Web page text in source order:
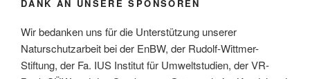
DANK AN UNSERE SPONSOREN
Wir bedanken uns für die Unterstützung unserer
Naturschutzarbeit bei der EnBW, der Rudolf-Wittmer-
Stiftung, der Fa. IUS Institut für Umweltstudien, der VR-